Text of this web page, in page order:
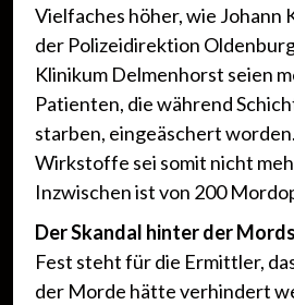
Vielfaches höher, wie Johann
der Polizeidirektion
Klinikum Delmenhorst seien
Patienten, die während
starben, eingeäschert
Wirkstoffe sei somit nicht
Inzwischen ist von 200
Der Skandal hinter der
Fest steht für die Ermittler,
der Morde hätte verhindert